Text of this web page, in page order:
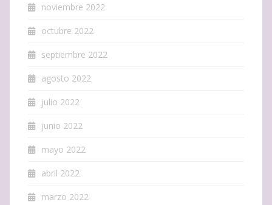
noviembre 2022
octubre 2022
septiembre 2022
agosto 2022
julio 2022
junio 2022
mayo 2022
abril 2022
marzo 2022